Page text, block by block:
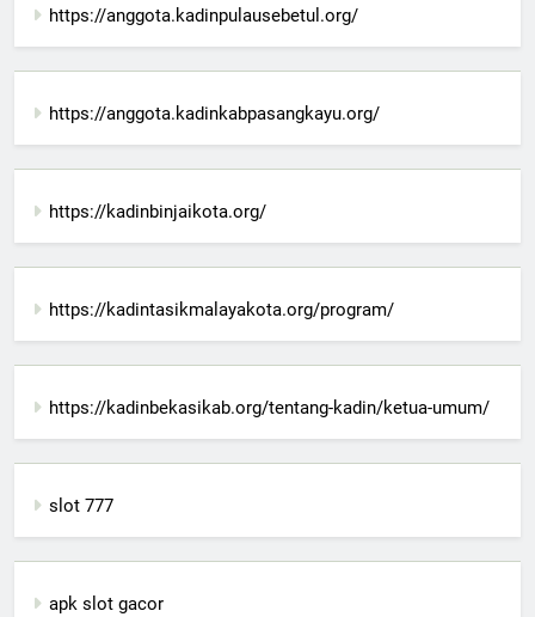
https://anggota.kadinpulausebetul.org/
https://anggota.kadinkabpasangkayu.org/
https://kadinbinjaikota.org/
https://kadintasikmalayakota.org/program/
https://kadinbekasikab.org/tentang-kadin/ketua-umum/
slot 777
apk slot gacor